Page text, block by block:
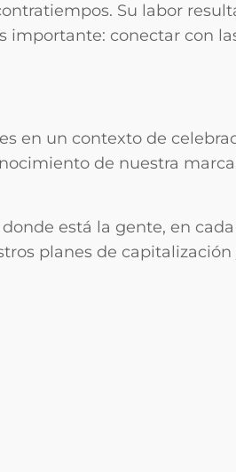
Su labor
importante: conectar con
en un contexto de
de nuestra
está la gente, en cada
planes de capitalización